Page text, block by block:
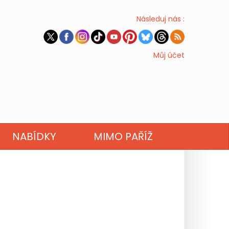
Následuj nás :
Můj účet
NABÍDKY MIMO PAŘÍŽ